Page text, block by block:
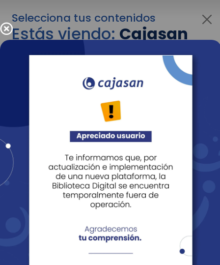
Selecciona tus contenidos
Estás viendo:Cajasan
para personas
Para cambiar al contenido de tu interés más
adelante recuerda utilizar el menú
Entendido